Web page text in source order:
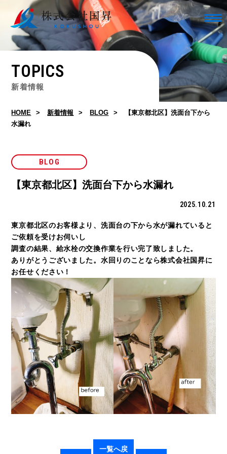
TOPICS
新着情報
HOME 新着情報 BLOG
【東京都北区】洗面台下から
水漏れ
BLOG
【東京都北区】洗面台下から水漏れ
2025.10.21
東京都北区のお客様より、洗面台の下から水が漏れていると
ご依頼を受けお伺いし
調査の結果、給水栓の交換作業を行い完了致しました。
ありがとうございました。水回りのことなら株式会社国昇に
お任せください！
一覧へ戻